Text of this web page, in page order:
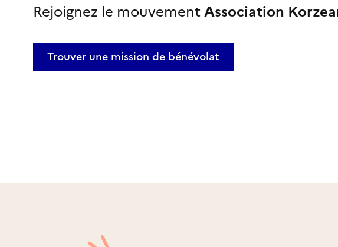
Rejoignez le mouvementAssociation
Trouver une mission de bénévolat